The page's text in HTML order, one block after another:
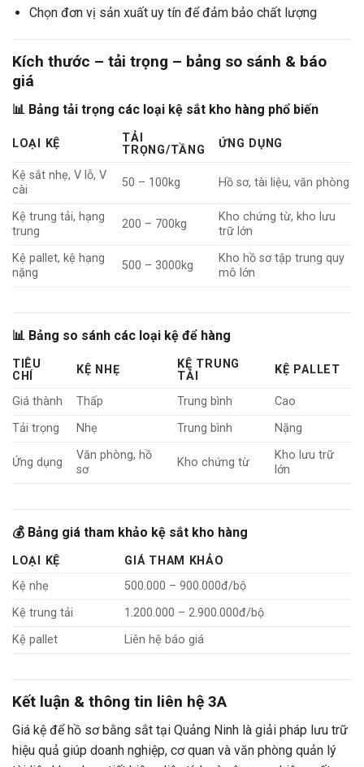
Chọn đơn vị sản xuất uy tín để đảm bảo chất lượng
Kích thước – tải trọng – bảng so sánh & báo
giá
📊 Bảng tải trọng các loại kệ sắt kho hàng phổ biến
LOẠI KỆ
TẢI
TRỌNG/TẦNG
ỨNG DỤNG
Kệ sắt nhẹ, V lỗ, V
cài
50 – 100kg Hồ sơ, tài liệu, văn phòng
Kệ trung tải, hạng
trung
200 – 700kg
Kho chứng từ, kho lưu
trữ lớn
Kệ pallet, kệ hạng
nặng
500 – 3000kg
Kho hồ sơ tập trung quy
mô lớn
📊 Bảng so sánh các loại kệ để hàng
TIÊU
CHÍ
KỆ NHẸ
KỆ TRUNG
TẢI
KỆ PALLET
Giá thành Thấp Trung bình
Cao
Tải trọng
Nhẹ Trung bình Nặng
Ứng dụng
Văn phòng, hồ
sơ
Kho chứng từ
Kho lưu trữ
lớn
💰 Bảng giá tham khảo kệ sắt kho hàng
LOẠI KỆ
GIÁ THAM KHẢO
Kệ nhẹ
500.000 – 900.000đ/bộ
Kệ trung tải
1.200.000 – 2.900.000đ/bộ
Kệ pallet
Liên hệ báo giá
Kết luận & thông tin liên hệ 3A
Giá kệ để hồ sơ bằng sắt tại Quảng Ninh là giải pháp lưu trữ
hiệu quả giúp doanh nghiệp, cơ quan và văn phòng quản lý